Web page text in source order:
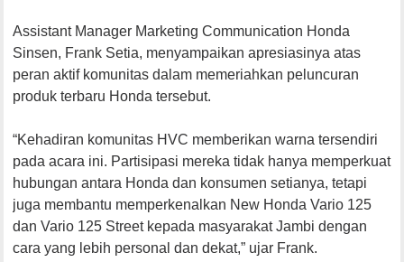
Assistant Manager Marketing Communication Honda
Sinsen, Frank Setia, menyampaikan apresiasinya atas
peran aktif komunitas dalam memeriahkan peluncuran
produk terbaru Honda tersebut.
“Kehadiran komunitas HVC memberikan warna tersendiri
pada acara ini. Partisipasi mereka tidak hanya memperkuat
hubungan antara Honda dan konsumen setianya, tetapi
juga membantu memperkenalkan New Honda Vario 125
dan Vario 125 Street kepada masyarakat Jambi dengan
cara yang lebih personal dan dekat,” ujar Frank.